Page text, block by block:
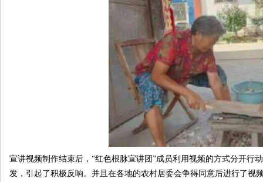
宣讲视频制作结束后，“红色根脉宣讲团”成员利用视频的方式分开行
发，引起了积极反响。并且在各地的农村居委会争得同意后进行了视